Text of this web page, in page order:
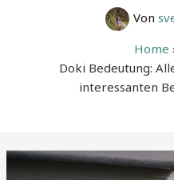
Von
Home
Doki Bedeutung:
interessanten